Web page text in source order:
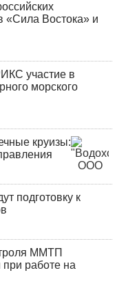
«Сила Востока» и
участие в
морского
круизы:
подготовку к
ММТП
работе на